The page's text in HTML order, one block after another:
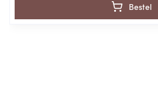
Bestel